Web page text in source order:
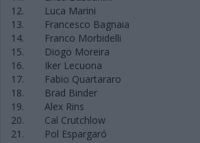
12.
Luca Marini
13.
Francesco Bagnaia
14.
Franco Morbidelli
15.
Diogo Moreira
16.
Iker Lecuona
17.
Fabio Quartararo
18.
Brad Binder
19.
Alex Rins
20.
Cal Crutchlow
21.
Pol Espargaró